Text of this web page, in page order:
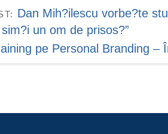
Dan Mih?ilescu vorbe?te
un om de prisos?”
pe Personal Branding –